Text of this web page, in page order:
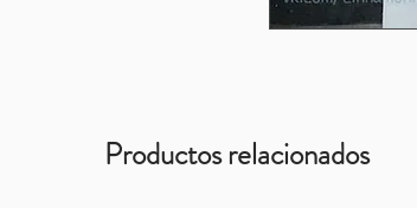
Productos relacionados